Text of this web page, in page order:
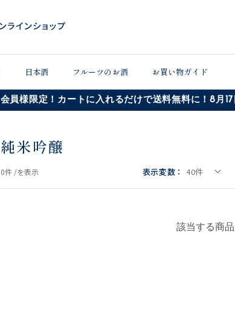
日本酒 フルーツのお酒 お買い物ガイド
会員様限定！カートに入れるだけで送料無料に！8月17
純米吟醸
0件 /を表示 表示変数： 40件
該当する商品